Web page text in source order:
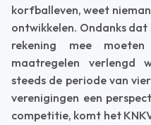
korfballeven, weet
ontwikkelen. Ondanks
rekening mee
maatregelen verlengd
steeds de periode van
verenigingen een
competitie, komt het